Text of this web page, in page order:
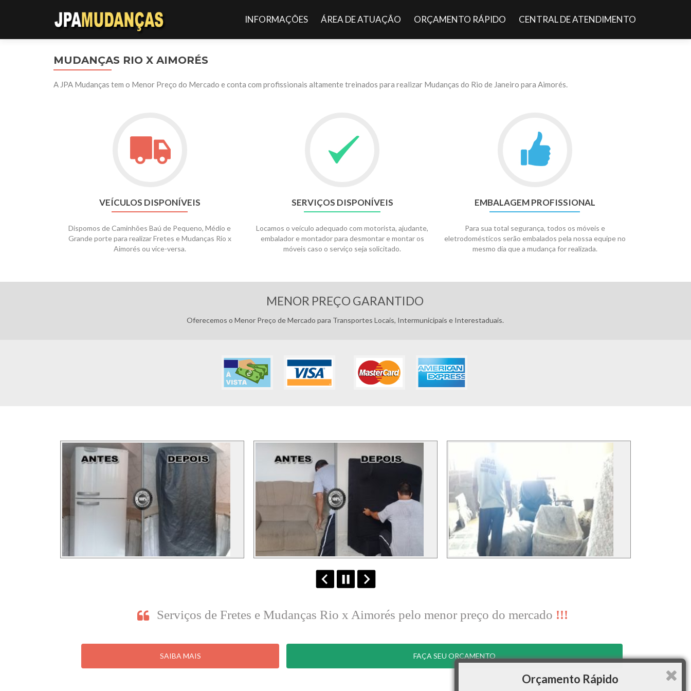
INFORMAÇÕES ÁREA DE ATUAÇÃO ORÇAMENTO RÁPIDO CENTRAL DE ATENDIMENTO
MUDANÇAS RIO X AIMORÉS
A JPA Mudanças tem o Menor Preço do Mercado e conta com profissionais altamente treinados para realizar Mudanças do Rio de Janeiro para Aimorés.
VEÍCULOS DISPONÍVEIS
Dispomos de Caminhões Baú de Pequeno, Médio e
Grande porte para realizar Fretes e Mudanças Rio x
Aimorés ou vice-versa.
SERVIÇOS DISPONÍVEIS
Locamos o veículo adequado com motorista, ajudante,
embalador e montador para desmontar e montar os
móveis caso o serviço seja solicitado.
EMBALAGEM PROFISSIONAL
Para sua total segurança, todos os móveis e
eletrodomésticos serão embalados pela nossa equipe no
mesmo dia que a mudança for realizada.
MENOR PREÇO GARANTIDO
Oferecemos o Menor Preço de Mercado para Transportes Locais, Intermunicipais e Interestaduais.
Serviços de Fretes e Mudanças Rio x Aimorés pelo menor preço do mercado !!!
SAIBA MAIS FAÇA SEU ORÇAMENTO
Orçamento Rápido